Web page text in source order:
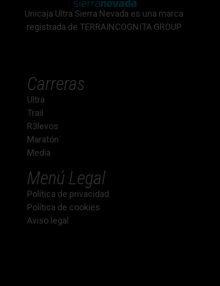
Unicaja Ultra Sierra Nevada es una marca
registrada de TERRAINCOGNITA GROUP
Carreras
Ultra
Trail
R3levos
Maratón
Media
Menú Legal
Política de privacidad
Política de cookies
Aviso legal